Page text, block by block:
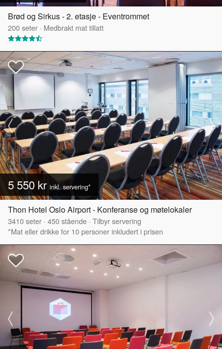
Brød og Sirkus - 2. etasje - Eventrommet
200seter · Medbrakt mat tillatt
5 550 kr inkl. servering*
Thon Hotel Oslo Airport - Konferanse og møtelokaler
3410seter · 450stående · Tilbyr servering
*Mat eller drikke for 10 personer inkludert i prisen